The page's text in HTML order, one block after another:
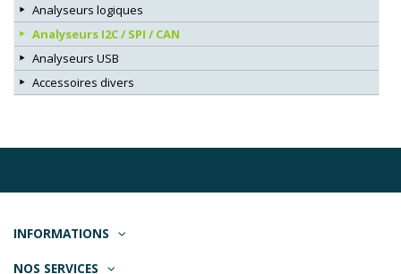
Analyseurs logiques
Analyseurs I2C / SPI / CAN
Analyseurs USB
Accessoires divers
INFORMATIONS
NOS SERVICES